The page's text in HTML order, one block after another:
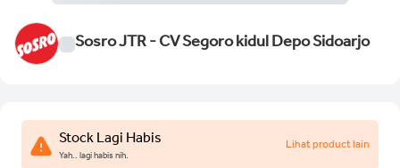
Sosro JTR - CV Segoro kidul Depo Sidoarjo
Stock Lagi Habis
Yah.. lagi habis nih.
Lihat product lain